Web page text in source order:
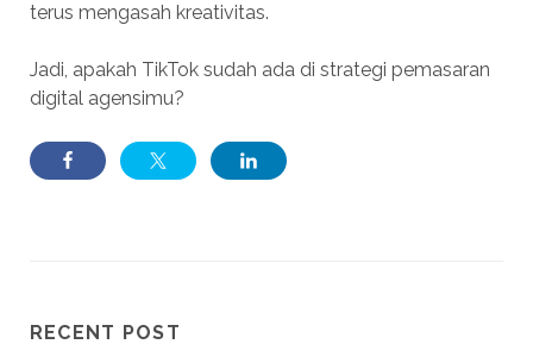
terus mengasah kreativitas.
Jadi, apakah TikTok sudah ada di strategi pemasaran
digital agensimu?
RECENT POST